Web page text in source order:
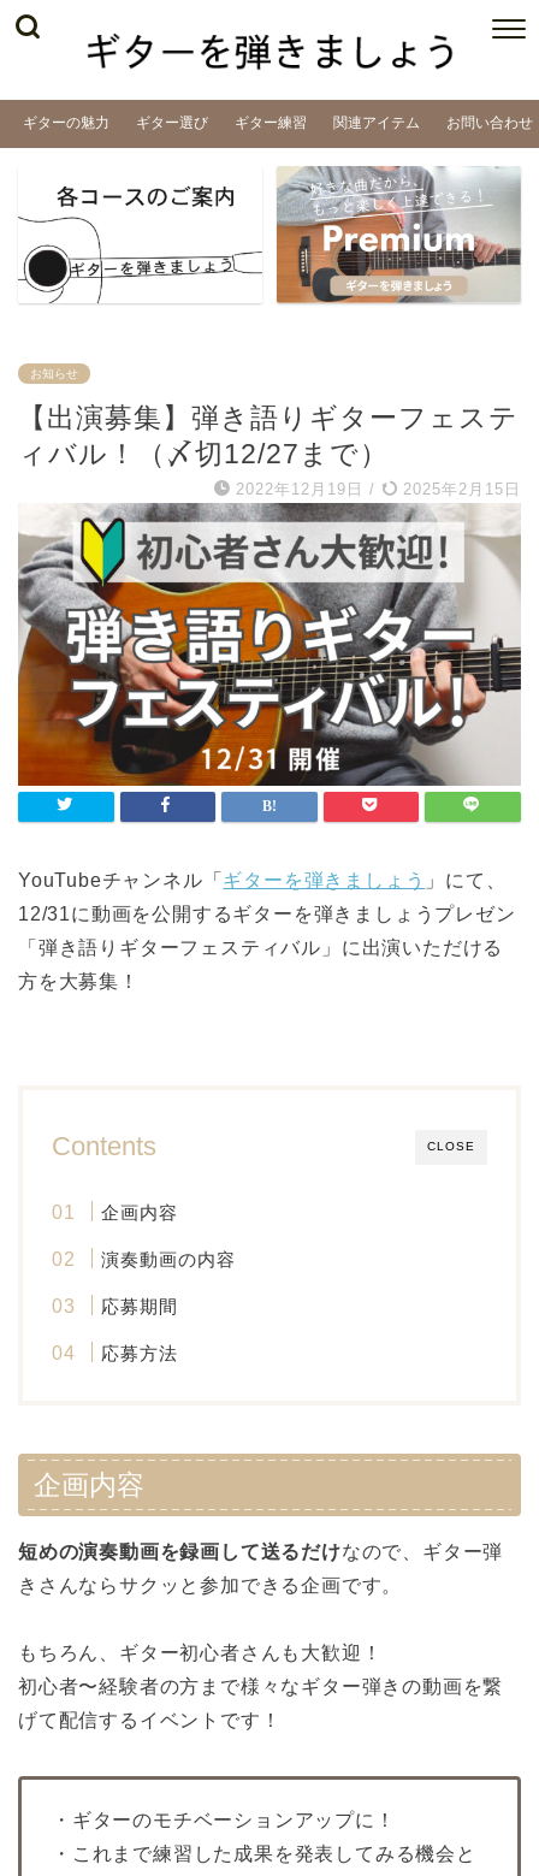
ギターの魅力 ギター選び ギター練習 関連アイテム お問い合わせ
お知らせ
【出演募集】弾き語りギターフェステ
ィバル！（〆切12/27まで）
2022年12月19日 / 2025年2月15日
YouTubeチャンネル「 ギターを弾きましょう 」にて、
12/31に動画を公開するギターを弾きましょうプレゼン
「弾き語りギターフェスティバル」に出演いただける
方を大募集！
CLOSE
Contents
企画内容
演奏動画の内容
応募期間
応募方法
企画内容
短めの演奏動画を録画して送るだけなので、ギター弾
きさんならサクッと参加できる企画です。
もちろん、ギター初心者さんも大歓迎！
初心者〜経験者の方まで様々なギター弾きの動画を繋
げて配信するイベントです！
・ギターのモチベーションアップに！
・これまで練習した成果を発表してみる機会と